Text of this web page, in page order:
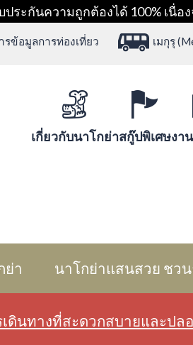
ระกันความถูกต้องได้ 100% เนื่
รข้อมูลการท่องเที่ยว เมกุรุ
เกี่ยวกับนาโกย่าสกู๊ปพิเศษงา
ย่า นาโกย่าแสนสวย ชว
เดินทางที่สะดวกสบายและป